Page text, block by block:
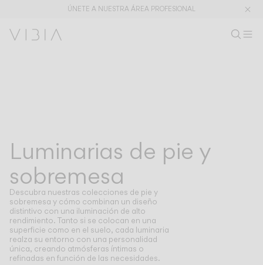
ÚNETE A NUESTRA ÁREA PROFESIONAL
Pie y sobremesa
Techo
Pared
DESCUBRE
Shaping Atmospheres –
Catálogo General
CONCEPTOS DE DISEÑO
Atmosphere Creators
Emotion and Materiality
Complementary Light
BuscarES
COLECCIONES PIE Y SOBREMESA
Luminarias de pie y
sobremesa
Descubra nuestras colecciones de pie y
sobremesa y cómo combinan un diseño
distintivo con una iluminación de alto
rendimiento. Tanto si se colocan en una
superficie como en el suelo, cada luminaria
realza su entorno con una personalidad
única, creando atmósferas íntimas o
refinadas en función de las necesidades.
LUMINARIAS DE PIE Y SOBREMESA
LUMINARIAS DE PIE Y SOBREMESA